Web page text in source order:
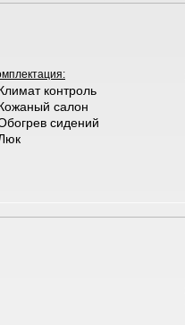
контроль
салон
сидений